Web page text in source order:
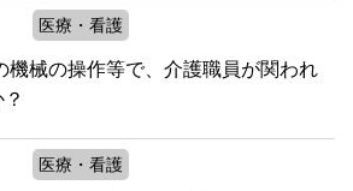
医療・看護
械の操作等で、介護職員が関われ
医療・看護